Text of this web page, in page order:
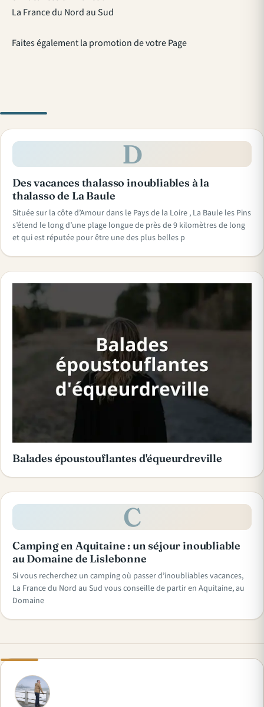
La France du Nord au Sud
Faites également la promotion de votre Page
D
Des vacances thalasso inoubliables à la
thalasso de La Baule
Située sur la côte d’Amour dans le Pays de la Loire , La Baule les Pins
s’étend le long d’une plage longue de près de 9 kilomètres de long
et qui est réputée pour être une des plus belles p
Balades époustouflantes d'équeurdreville
C
Camping en Aquitaine : un séjour inoubliable
au Domaine de Lislebonne
Si vous recherchez un camping où passer d’inoubliables vacances,
La France du Nord au Sud vous conseille de partir en Aquitaine, au
Domaine
A